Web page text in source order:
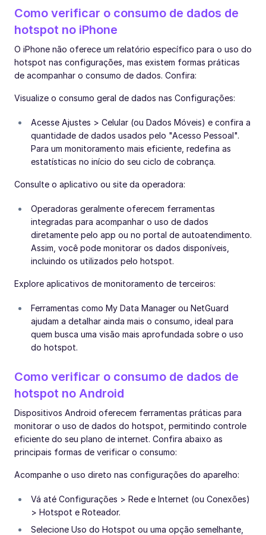
Como verificar o consumo de dados de
hotspot no iPhone
O iPhone não oferece um relatório específico para o uso do
hotspot nas configurações, mas existem formas práticas
de acompanhar o consumo de dados. Confira:
Visualize o consumo geral de dados nas Configurações:
Acesse Ajustes > Celular (ou Dados Móveis) e confira a
quantidade de dados usados pelo "Acesso Pessoal".
Para um monitoramento mais eficiente, redefina as
estatísticas no início do seu ciclo de cobrança.
Consulte o aplicativo ou site da operadora:
Operadoras geralmente oferecem ferramentas
integradas para acompanhar o uso de dados
diretamente pelo app ou no portal de autoatendimento.
Assim, você pode monitorar os dados disponíveis,
incluindo os utilizados pelo hotspot.
Explore aplicativos de monitoramento de terceiros:
Ferramentas como My Data Manager ou NetGuard
ajudam a detalhar ainda mais o consumo, ideal para
quem busca uma visão mais aprofundada sobre o uso
do hotspot.
Como verificar o consumo de dados de
hotspot no Android
Dispositivos Android oferecem ferramentas práticas para
monitorar o uso de dados do hotspot, permitindo controle
eficiente do seu plano de internet. Confira abaixo as
principais formas de verificar o consumo:
Acompanhe o uso direto nas configurações do aparelho:
Vá até Configurações > Rede e Internet (ou Conexões)
> Hotspot e Roteador.
Selecione Uso do Hotspot ou uma opção semelhante,